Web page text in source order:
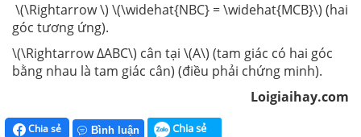
\(\Rightarrow \) \(\widehat{NBC} = \widehat{MCB}\) (hai
góc tương ứng).
\(\Rightarrow ∆ABC\) cân tại \(A\) (tam giác có hai góc
bằng nhau là tam giác cân) (điều phải chứng minh).
Loigiaihay.com
Chia sẻ Bình luận Chia sẻ